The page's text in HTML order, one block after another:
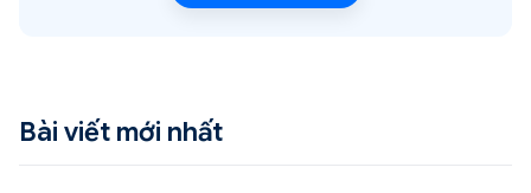
Bài viết mới nhất